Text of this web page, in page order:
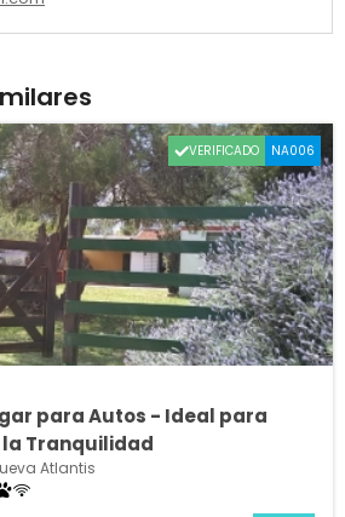
VERIFICADO NA006
para Autos - Ideal para
Tranquilidad
Atlantis